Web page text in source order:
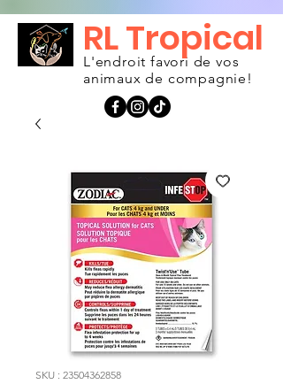
L'endroit favori de vos
animaux de compagnie!
RL Tropical
SKU : 23504362858